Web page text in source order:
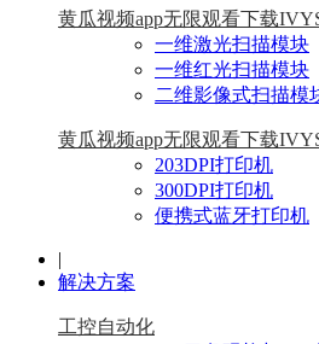
黄瓜视频app无限观看下载
一维激光扫描模块
一维红光扫描模块
二维影像式扫描模
黄瓜视频app无限观看下载
203DPI打印机
300DPI打印机
便携式蓝牙打印机
|
解决方案
工控自动化